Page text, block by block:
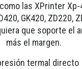
las XPrinter Xp-
GK420, ZD220,
que soporte el
más el margen.
termal directo